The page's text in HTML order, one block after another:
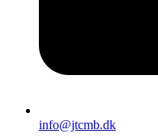
info@jtcmb.dk